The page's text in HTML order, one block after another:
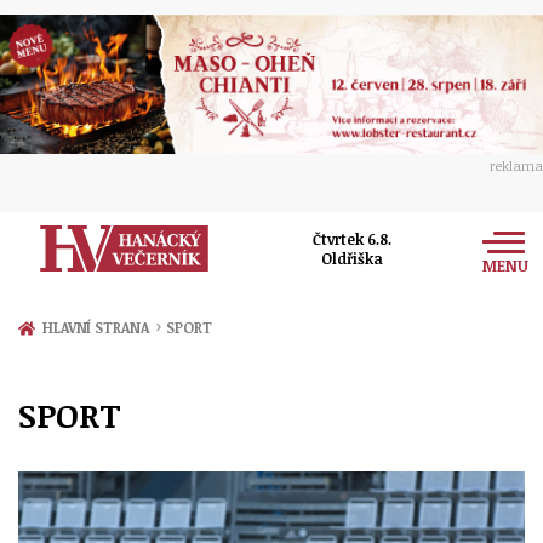
reklama
Čtvrtek 6.8.
Oldřiška
MENU
Zprávy
Přerov
Politika
Ekonomika
Kultura
Hudba
Společnost
Ženy
Sport
HLAVNÍ STRANA › SPORT
SPORT